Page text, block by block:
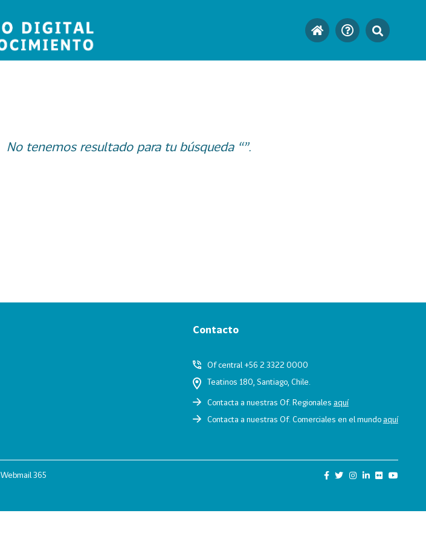
No tenemos resultado para tu búsqueda “”.
Contacto
Of central +56 2 3322 0000
Teatinos 180, Santiago, Chile.
Contacta a nuestras Of. Regionales aquí
Contacta a nuestras Of. Comerciales en el mundoaquí
Webmail 365